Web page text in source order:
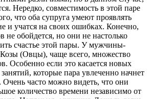
Нередко, совместимость в этой паре
что оба супруга умеют проявлять
и учатся на своих ошибках. Конечно,
не обойдется, но они не настолько
счастье этой пары. У мужчины-
(Овцы), чаще всего, множество
Особенно если это касается новых
которые пара увлеченно начнет
Очень часто можно видеть, что они
количество времени независимо от